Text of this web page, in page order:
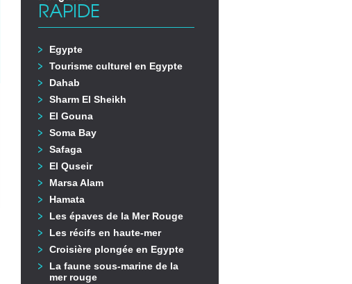
RAPIDE
Egypte
Tourisme culturel en Egypte
Dahab
Sharm El Sheikh
El Gouna
Soma Bay
Safaga
El Quseir
Marsa Alam
Hamata
Les épaves de la Mer Rouge
Les récifs en haute-mer
Croisière plongée en Egypte
La faune sous-marine de la
mer rouge